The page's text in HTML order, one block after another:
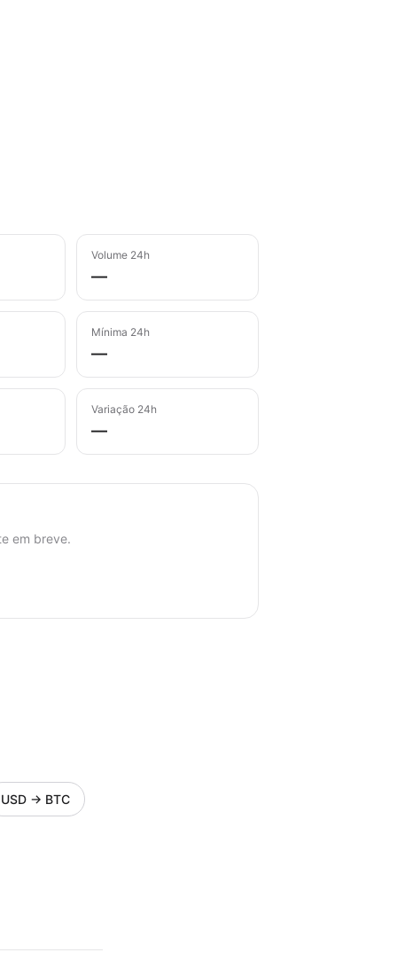
Volume 24h
—
Mínima 24h
—
Variação 24h
—
em breve.
USD → BTC